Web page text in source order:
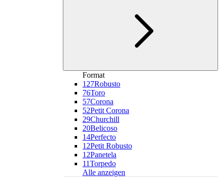
Format
127Robusto
76Toro
57Corona
52Petit Corona
29Churchill
20Belicoso
14Perfecto
12Petit Robusto
12Panetela
11Torpedo
Alle anzeigen